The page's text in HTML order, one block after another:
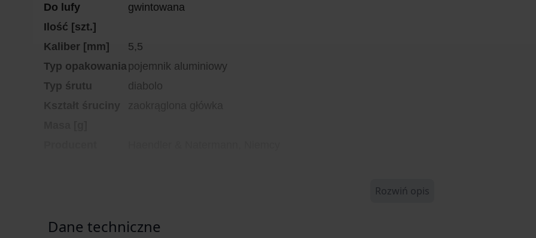
Do lufy
gwintowana
Ilość [szt.]
Kaliber [mm]
5,5
Typ opakowaniapojemnik aluminiowy
Typ śrutu
diabolo
Rozwiń opis
Dane techniczne